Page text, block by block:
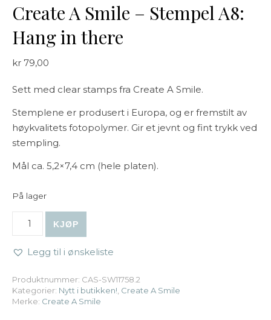
Create A Smile – Stempel A8:
Hang in there
kr 79,00
Sett med clear stamps fra Create A Smile.
Stemplene er produsert i Europa, og er fremstilt av
høykvalitets fotopolymer. Gir et jevnt og fint trykk ved
stempling.
Mål ca. 5,2×7,4 cm (hele platen).
På lager
KJØP
Legg til i ønskeliste
Produktnummer: CAS-SW11758.2
Kategorier: Nytt i butikken!, Create A Smile
Merke: Create A Smile